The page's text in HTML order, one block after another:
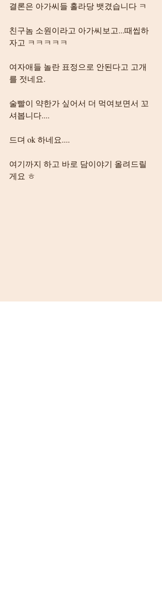
결론은 아가씨들 홀라당 뱃겼습니다 ㅋ
친구놈 소원이라고 아가씨보고...때씹하
자고 ㅋㅋㅋㅋㅋ
여자애들 놀란 표정으로 안된다고 고개
를 젓네요.
술빨이 약한가 싶어서 더 먹여보면서 꼬
셔봅니다....
드뎌 ok 하네요....
여기까지 하고 바로 담이야기 올려드릴
게요 ㅎ